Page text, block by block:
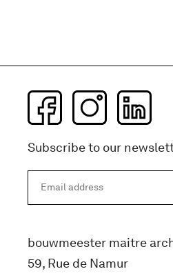
Subscribe to our
bouwmeester maitre
59, Rue de Namur